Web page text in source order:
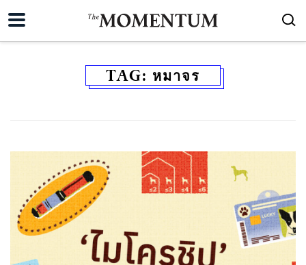
TAG: หมาจร